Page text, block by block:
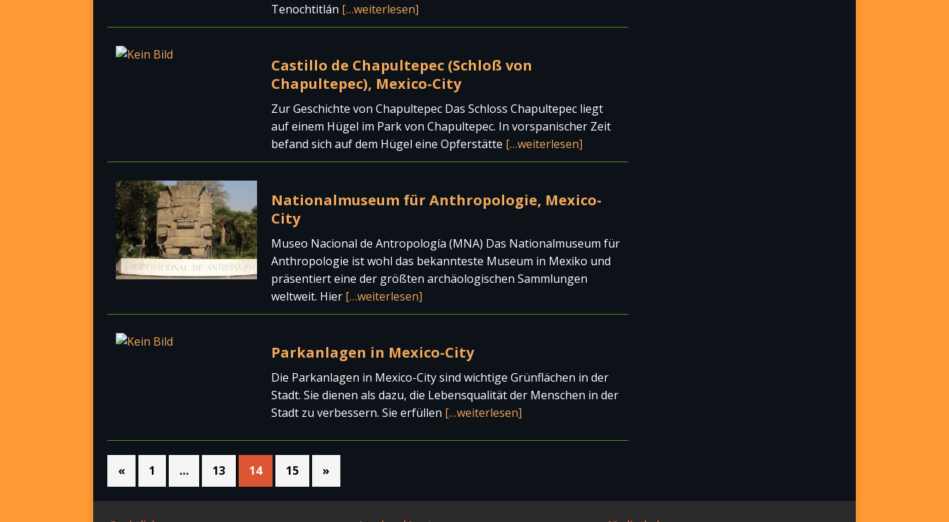
Tenochtitlán […weiterlesen]
Castillo de Chapultepec (Schloß von
Chapultepec), Mexico-City
Zur Geschichte von Chapultepec Das Schloss Chapultepec liegt
auf einem Hügel im Park von Chapultepec. In vorspanischer Zeit
befand sich auf dem Hügel eine Opferstätte […weiterlesen]
Nationalmuseum für Anthropologie, Mexico-
City
Museo Nacional de Antropología (MNA) Das Nationalmuseum für
Anthropologie ist wohl das bekannteste Museum in Mexiko und
präsentiert eine der größten archäologischen Sammlungen
weltweit. Hier […weiterlesen]
Parkanlagen in Mexico-City
Die Parkanlagen in Mexico-City sind wichtige Grünflächen in der
Stadt. Sie dienen als dazu, die Lebensqualität der Menschen in der
Stadt zu verbessern. Sie erfüllen […weiterlesen]
« 1 … 13 14 15 »